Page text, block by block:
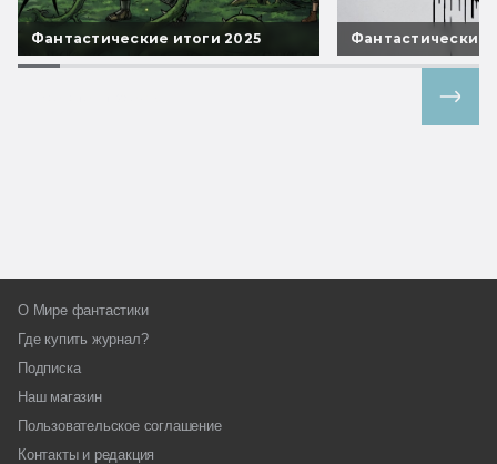
Фантастические итоги 2025 Фантастические
О Мире фантастики
Где купить журнал?
Подписка
Наш магазин
Пользовательское соглашение
Контакты и редакция